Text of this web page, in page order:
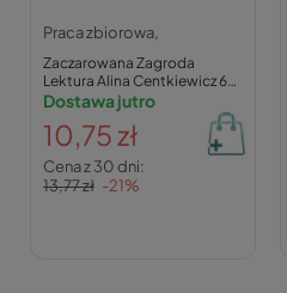
Praca zbiorowa,
Zaczarowana Zagroda
Lektura Alina Centkiewicz 6+
Nasza Księgarnia
Dostawa jutro
10,75 zł
Cena z 30 dni:
13,77 zł -21%